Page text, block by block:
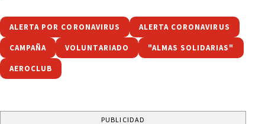
ALERTA POR CORONAVIRUS ALERTA CORONAVIRUS
CAMPAÑA VOLUNTARIADO "ALMAS SOLIDARIAS"
AEROCLUB
PUBLICIDAD